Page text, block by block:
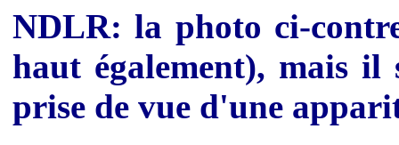
NDLR: la photo ci-
haut également), mais
prise de vue d'une